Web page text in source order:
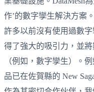
作’的數字孿生解決方案
許多以前沒有使用過數
得了強大的吸引力，並
（例如，數字孿生）。
品已在佐賀縣的 New